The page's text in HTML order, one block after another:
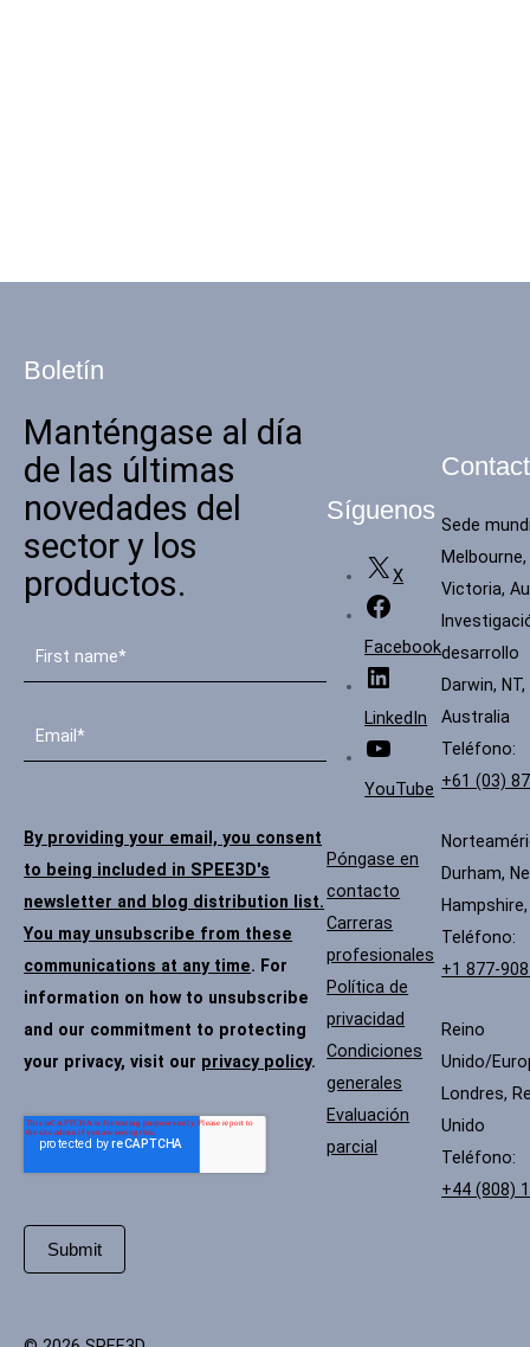
Boletín
Manténgase al día
de las últimas
novedades del
sector y los
productos.
By providing your email, you consent
to being included in SPEE3D's
newsletter and blog distribution list.
You may unsubscribe from these
communications at any time. For
information on how to unsubscribe
and our commitment to protecting
your privacy, visit our privacy policy.
Síguenos
X
Facebook
LinkedIn
YouTube
Póngase en
contacto
Carreras
profesionales
Política de
privacidad
Condiciones
generales
Evaluación
parcial
Sede
Melbourne,
Victoria,
desarrollo
Darwin, NT,
Australia
Teléfono:
+61 (03)
Durham,
Hampshire,
Teléfono:
+1 877-
Reino
Unido/
Londres,
Unido
Teléfono:
+44 (808)